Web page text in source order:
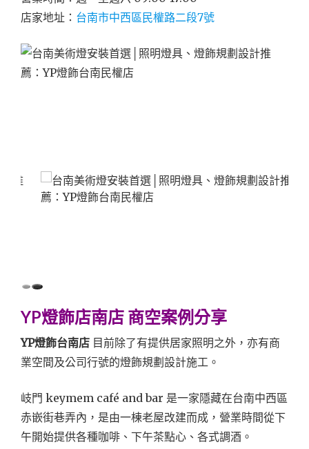
店家地址： 台南市中西區民權路二段7號
YP燈飾店南店 商空案例分享
YP燈飾台南店 目前除了有提供居家照明之外，亦有商
業空間及公司行號的燈飾規劃設計施工。
岐門 keymem café and bar 是一家隱藏在台南中西區
赤嵌街巷弄內，是由一棟老屋改建而成，營業時間從下
午開始提供各種咖啡、下午茶點心、各式調酒。